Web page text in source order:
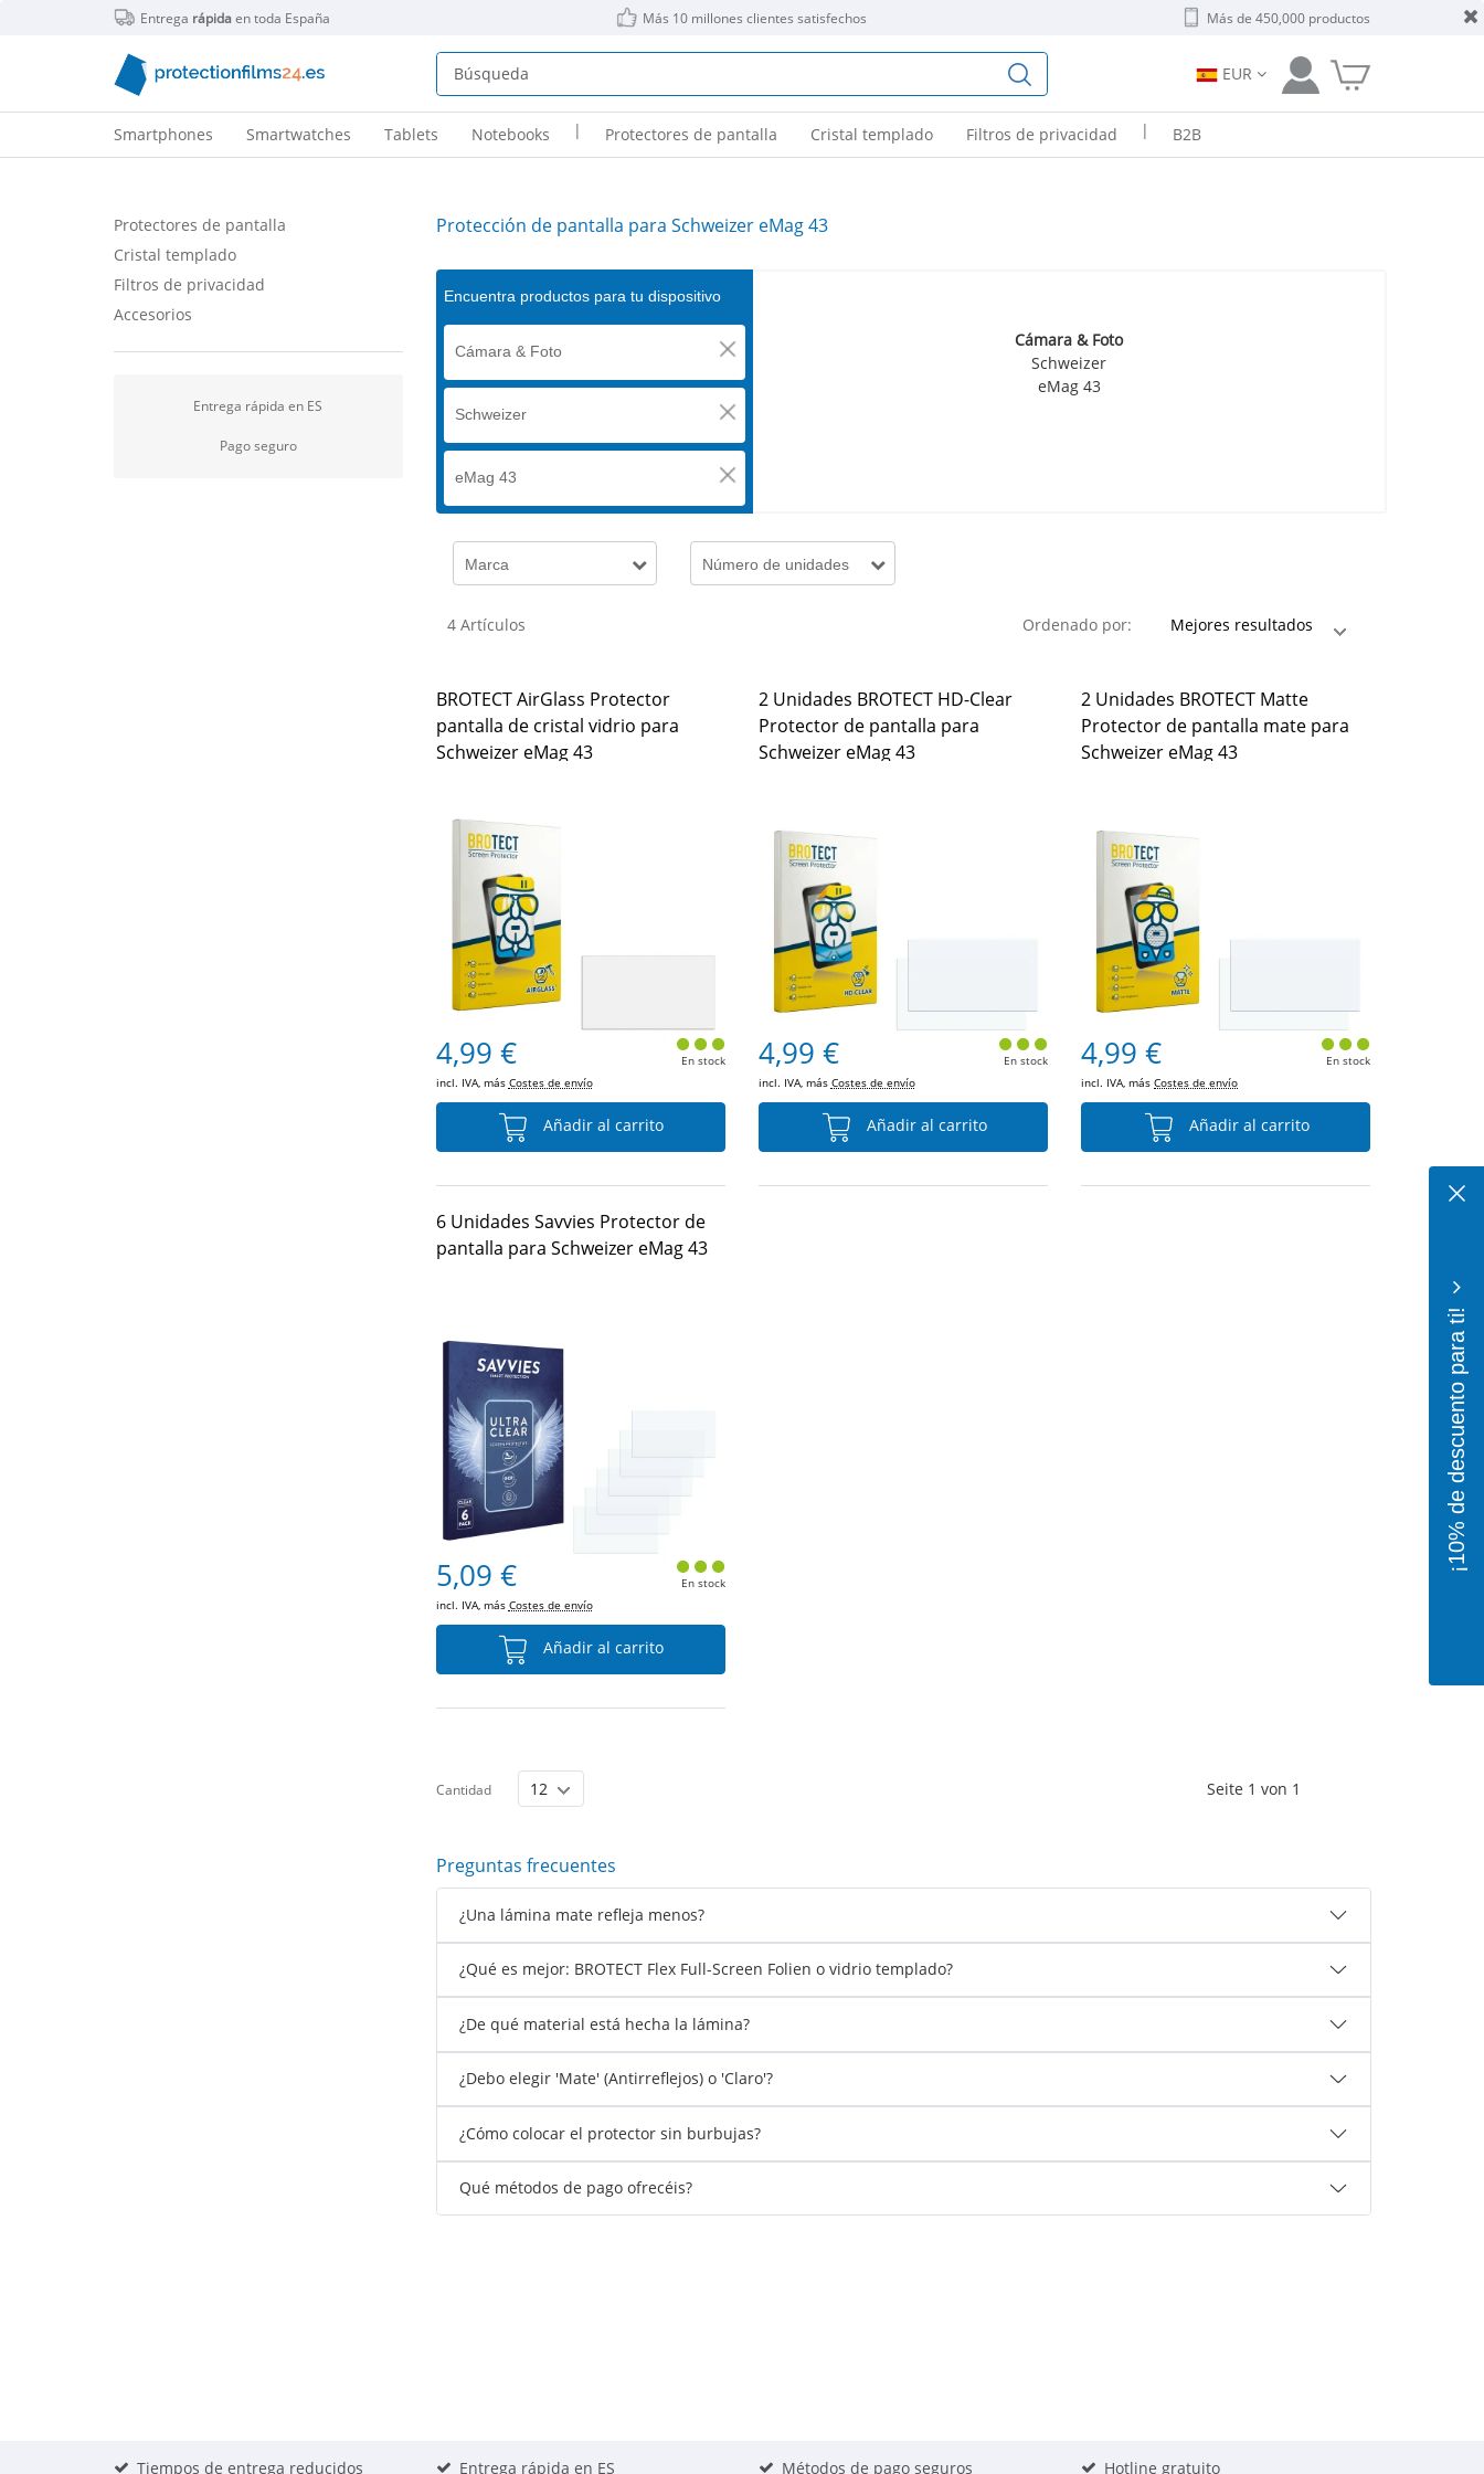
Entrega rápidaen toda España Más 10 millones clientes satisfechos Más de 450,000 productos
EUR
Smartphones Smartwatches Tablets Notebooks | Protectores de pantalla Cristal templado Filtros de privacidad | B2B
Protectores de pantalla
Cristal templado
Filtros de privacidad
Accesorios
Entrega rápida en ES
Pago seguro
Protección de pantalla para Schweizer eMag 43
Encuentra productos para tu dispositivo
Cámara & Foto
Schweizer
eMag 43
Cámara & Foto
Schweizer
eMag 43
Marca Número de unidades
4 Artículos Ordenado por:
BROTECT AirGlass Protector
pantalla de cristal vidrio para
Schweizer eMag 43
4,99 €
incl. IVA, más Costes de envío
En stock
Añadir al carrito
2 Unidades BROTECT HD-Clear
Protector de pantalla para
Schweizer eMag 43
4,99 €
incl. IVA, más Costes de envío
En stock
Añadir al carrito
2 Unidades BROTECT Matte
Protector de pantalla mate para
Schweizer eMag 43
4,99 €
incl. IVA, másCostes de envío
En stock
Añadir al carrito
6 Unidades Savvies Protector de
pantalla para Schweizer eMag 43
5,09 €
incl. IVA, más Costes de envío
En stock
Añadir al carrito
Cantidad Seite 1 von 1
Preguntas frecuentes
¿Una lámina mate refleja menos?
¿Qué es mejor: BROTECT Flex Full-Screen Folien o vidrio templado?
¿De qué material está hecha la lámina?
¿Debo elegir 'Mate' (Antirreflejos) o 'Claro'?
¿Cómo colocar el protector sin burbujas?
Qué métodos de pago ofrecéis?
Tiempos de entrega reducidos Entrega rápida en ES Métodos de pago seguros Hotline gratuito
¡10% de descuento para ti!